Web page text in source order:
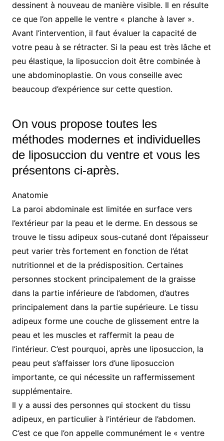
dessinent à nouveau de manière visible. Il en résulte
ce que l’on appelle le ventre « planche à laver ».
Avant l’intervention, il faut évaluer la capacité de
votre peau à se rétracter. Si la peau est très lâche et
peu élastique, la liposuccion doit être combinée à
une abdominoplastie. On vous conseille avec
beaucoup d’expérience sur cette question.
On vous propose toutes les
méthodes modernes et individuelles
de liposuccion du ventre et vous les
présentons ci-après.
Anatomie
La paroi abdominale est limitée en surface vers
l’extérieur par la peau et le derme. En dessous se
trouve le tissu adipeux sous-cutané dont l’épaisseur
peut varier très fortement en fonction de l’état
nutritionnel et de la prédisposition. Certaines
personnes stockent principalement de la graisse
dans la partie inférieure de l’abdomen, d’autres
principalement dans la partie supérieure. Le tissu
adipeux forme une couche de glissement entre la
peau et les muscles et raffermit la peau de
l’intérieur. C’est pourquoi, après une liposuccion, la
peau peut s’affaisser lors d’une liposuccion
importante, ce qui nécessite un raffermissement
supplémentaire.
Il y a aussi des personnes qui stockent du tissu
adipeux, en particulier à l’intérieur de l’abdomen.
C’est ce que l’on appelle communément le « ventre